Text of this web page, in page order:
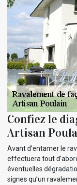
Confiez le
Artisan
Avant d’entamer le
effectuera tout
éventuelles
signes qu’un